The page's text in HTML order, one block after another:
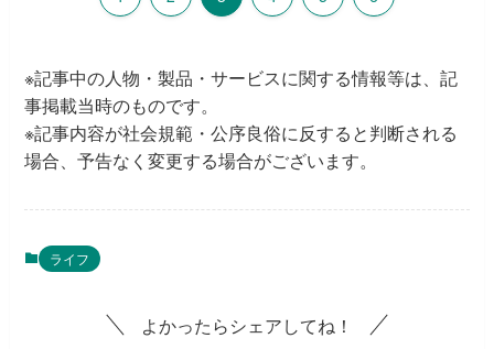
※記事中の人物・製品・サービスに関する情報等は、記
事掲載当時のものです。
※記事内容が社会規範・公序良俗に反すると判断される
場合、予告なく変更する場合がございます。
ライフ
よかったらシェアしてね！